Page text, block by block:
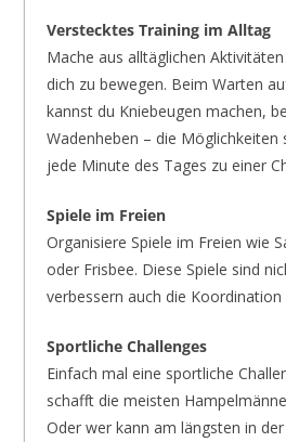
Verstecktes Training im Alltag
Mache aus alltäglichen
dich zu bewegen. Beim Warten
kannst du Kniebeugen machen,
Wadenheben – die Möglichkeiten
jede Minute des Tages zu einer
Spiele im Freien
Organisiere Spiele im Freien wie
oder Frisbee. Diese Spiele sind
verbessern auch die Koordination
Sportliche Challenges
Einfach mal eine sportliche
schafft die meisten
Oder wer kann am längsten in